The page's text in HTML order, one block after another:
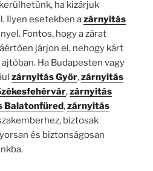
ha kizárjuk
Ilyen esetekben azárnyitás
Fontos, hogy a zárat
járjon el, nehogy kárt
Ha Budapesten vagy
zárnyitás Győr,zárnyitás
,zárnyitás
Balatonfüred,zárnyitás
biztosak
és biztonságosan